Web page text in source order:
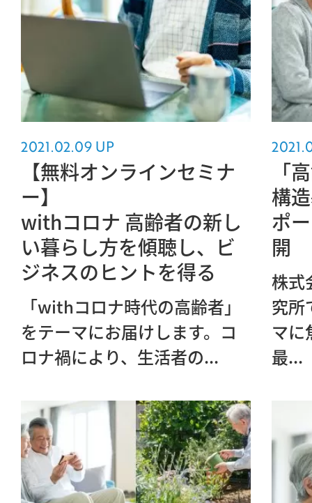
2021.02.09 UP
【無料オンラインセミナ
ー】
withコロナ 高齢者の新し
い暮らし方を傾聴し、ビ
ジネスのヒントを得る
「withコロナ時代の高齢者」
をテーマにお届けします。コ
ロナ禍により、生活者の...
「
構
ポ
開
株式
究所
マに
最...